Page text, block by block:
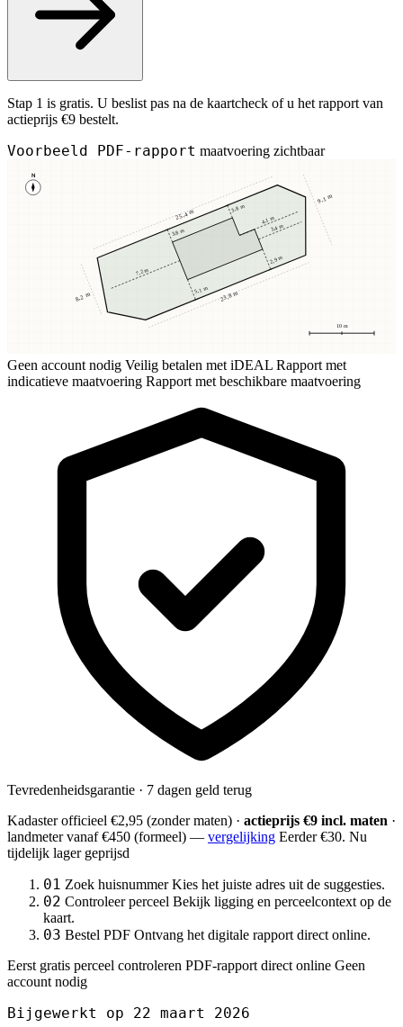
Stap 1 is gratis. U beslist pas na de kaartcheck of u het rapport van
actieprijs €9 bestelt.
Voorbeeld PDF-rapport maatvoering zichtbaar
N
10 m
3,8 m
3,8 m
5,1 m
2,9 m
7,2 m
3,4 m
4,1 m
25,4 m
23,8 m
8,2 m
9,1 m
Geen account nodig Veilig betalen met iDEAL Rapport met
indicatieve maatvoering Rapport met beschikbare maatvoering
Tevredenheidsgarantie · 7 dagen geld terug
Kadaster officieel €2,95 (zonder maten) · actieprijs €9 incl. maten ·
landmetervanaf €450 (formeel) — vergelijking Eerder €30. Nu
tijdelijk lager geprijsd
01 Zoek huisnummer Kies het juiste adres uit de suggesties.
02 Controleer perceel Bekijk ligging en perceelcontext op de
kaart.
03 Bestel PDF Ontvang het digitale rapport direct online.
Eerst gratis perceel controleren PDF-rapport direct online Geen
account nodig
Bijgewerkt op 22 maart 2026